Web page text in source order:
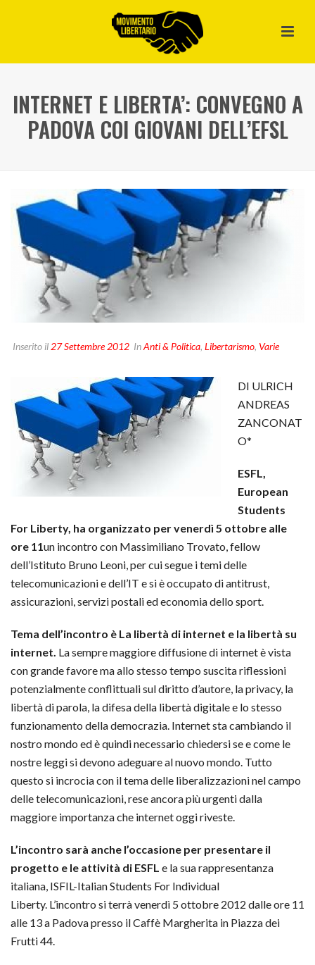
INTERNET E LIBERTA’: CONVEGNO A
PADOVA COI GIOVANI DELL’EFSL
Inserito il 27 Settembre 2012 InAnti & Politica, Libertarismo, Varie
DI ULRICH
ANDREAS
ZANCONAT
O*
ESFL,
European
Students
For Liberty, ha organizzato per venerdì 5 ottobre alle
ore 11un incontro con Massimiliano Trovato, fellow
dell’Istituto Bruno Leoni, per cui segue i temi delle
telecomunicazioni e dell’IT e si è occupato di antitrust,
assicurazioni, servizi postali ed economia dello sport.
Tema dell’incontro è La libertà di internet e la libertà su
internet. La sempre maggiore diffusione di internet è vista
con grande favore ma allo stesso tempo suscita riflessioni
potenzialmente conflittuali sul diritto d’autore, la privacy, la
libertà di parola, la difesa della libertà digitale e lo stesso
funzionamento della democrazia. Internet sta cambiando il
nostro mondo ed è quindi necessario chiedersi se e come le
nostre leggi si devono adeguare al nuovo mondo. Tutto
questo si incrocia con il tema delle liberalizzazioni nel campo
delle telecomunicazioni, rese ancora più urgenti dalla
maggiore importanza che internet oggi riveste.
L’incontro sarà anche l’occasione per presentare il
progetto e le attività di ESFL e la sua rappresentanza
italiana, ISFIL-Italian Students For Individual
Liberty. L’incontro si terrà venerdì 5 ottobre 2012 dalle ore 11
alle 13 a Padova presso il Caffè Margherita in Piazza dei
Frutti 44.